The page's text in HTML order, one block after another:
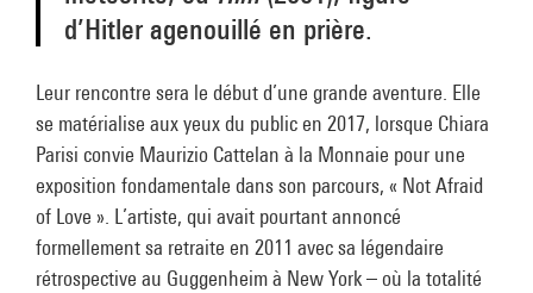
d’Hitler agenouillé en prière.
Leur rencontre sera le début d’une grande aventure. Elle
se matérialise aux yeux du public en 2017, lorsque Chiara
Parisi convie Maurizio Cattelan à la Monnaie pour une
exposition fondamentale dans son parcours, « Not Afraid
of Love ». L’artiste, qui avait pourtant annoncé
formellement sa retraite en 2011 avec sa légendaire
rétrospective au Guggenheim à New York – où la totalité